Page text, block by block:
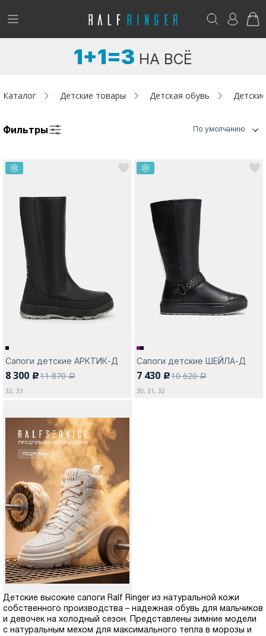
!
Женщинам
Аутлет
Акции / Новости
Адреса магазинов
Да, все верно Изменить город
О компании
Покупателям
Возникли вопросы? - club@ralf.ru
1+1=3 НА ВСЁ
Каталог Детские товары Детская обувь
Фильтры По умолчанию
Сапоги детские АРКТИК-Д
8 300 c11 870a
32, 33
Сапоги детские ШЕЙЛА-Д
7 430 c10 620a
30, 31, 32
Детские высокие сапоги Ralf Ringer из натуральной кожи
собственного производства – надежная обувь для мальчиков
и девочек на холодный сезон. Представлены зимние модели
с натуральным мехом для максимального тепла в морозы и